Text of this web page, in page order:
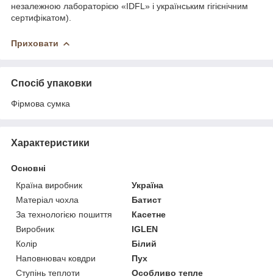
незалежною лабораторією «IDFL» і українським гігієнічним
сертифікатом).
Приховати
Спосіб упаковки
Фірмова сумка
Характеристики
Основні
Країна виробник
Україна
Матеріал чохла
Батист
За технологією пошиття
Касетне
Виробник
IGLEN
Колір
Білий
Наповнювач ковдри
Пух
Ступінь теплоти
Особливо тепле